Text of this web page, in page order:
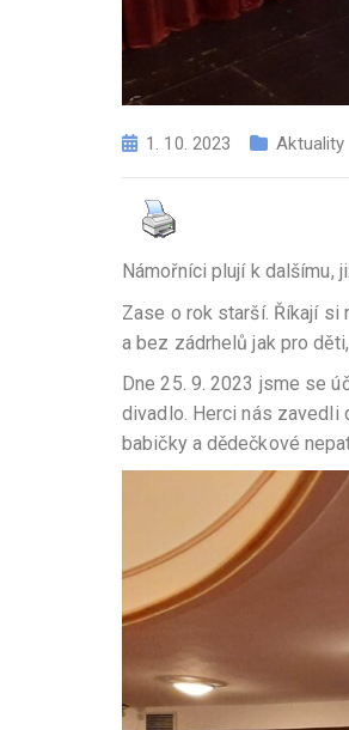
1. 10. 2023 Aktuality
Námořníci plují k dalšímu,
Zase o rok starší. Říkají si
a bez zádrhelů jak pro
Dne 25. 9. 2023 jsme se
divadlo. Herci nás zavedli
babičky a dědečkové